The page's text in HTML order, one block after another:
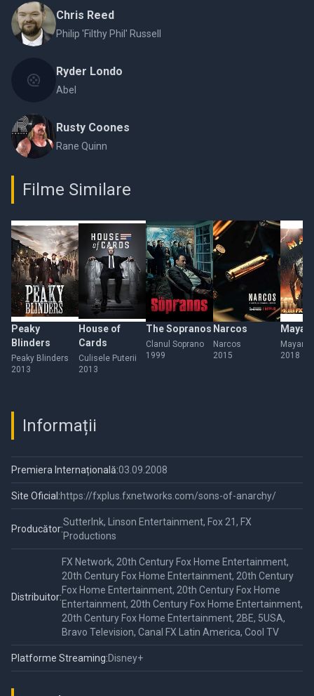
Chris Reed
Philip 'Filthy Phil' Russell
Ryder Londo
Abel
Rusty Coones
Rane Quinn
Filme Similare
Peaky
Blinders
Peaky Blinders
2013
House of
Cards
Culisele Puterii
2013
The Sopranos
Clanul Soprano
1999
Narcos
Narcos
2015
Mayans
2018
Informații
Premiera Internațională:03.09.2008
Site Oficial:https://fxplus.fxnetworks.com/sons-of-anarchy/
Producător:
SutterInk, Linson Entertainment, Fox 21, FX
Productions
Distribuitor:
FX Network, 20th Century Fox Home Entertainment,
20th Century Fox Home Entertainment, 20th Century
Fox Home Entertainment, 20th Century Fox Home
Entertainment, 20th Century Fox Home Entertainment,
20th Century Fox Home Entertainment, 2BE, 5USA,
Bravo Television, Canal FX Latin America, Cool TV
Platforme Streaming:Disney+